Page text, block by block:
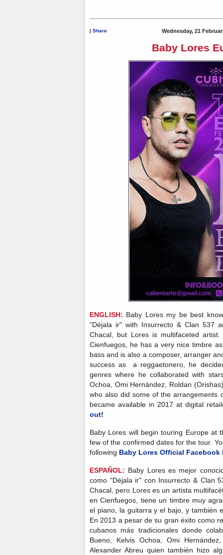
Share Wednesday, 21
Baby Lores
ENGLISH: Baby Lores my be best
"Déjala ir" with Insurrecto & Clan 537
Chacal, but Lores is multifaceted
Cienfuegos, he has a very nice timbre
bass and is also a composer, arranger
success as a reggaetonero, he
genres where he collaborated with
Ochoa, Omi Hernández, Roldan
who also did some of the arrangements
became available in 2017 at digital
out!
Baby Lores will begin touring Europe at
few of the confirmed dates for the tour.
following Baby Lores Official Facebook
ESPAÑOL: Baby Lores es mejor
como "Déjala ir" con Insurrecto & Clan
Chacal, pero Lores es un artista
en Cienfuegos, tiene un timbre muy
el piano, la guitarra y el bajo, y también
En 2013 a pesar de su gran éxito como
cubanos más tradicionales donde
Bueno, Kelvis Ochoa, Omi
Alexander Abreu quien también hizo